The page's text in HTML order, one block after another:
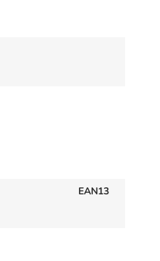
EAN13